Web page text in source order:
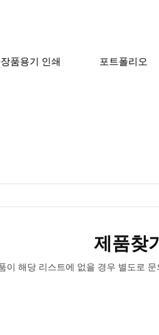
품용기 인쇄 포트폴리오
제품찾기
이 해당 리스트에 없을 경우 별도로